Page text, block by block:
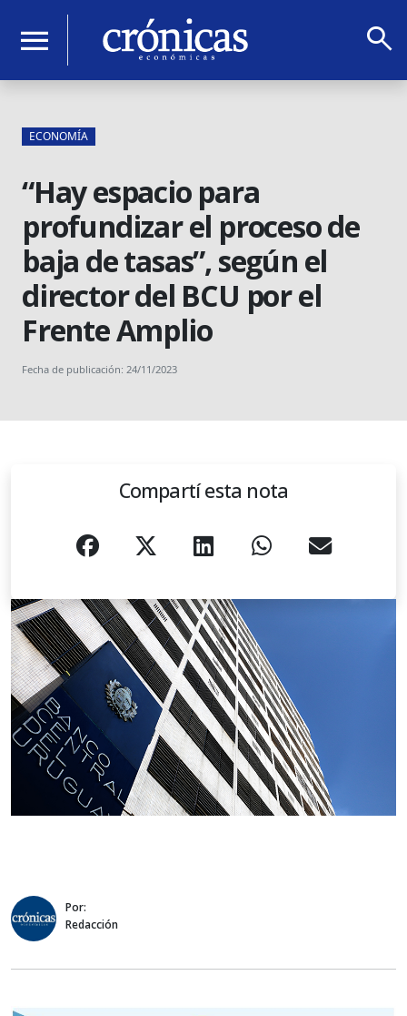
menu search
ECONOMÍA
“Hay espacio para
profundizar el proceso de
baja de tasas”, según el
director del BCU por el
Frente Amplio
Fecha de publicación: 24/11/2023
Compartí esta nota
Por:
Redacción